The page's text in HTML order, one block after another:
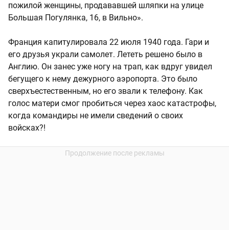
пожилой женщины, продававшей шляпки на улице
Большая Погулянка, 16, в Вильно».
Франция капитулировала 22 июля 1940 года. Гари и
его друзья украли самолет. Лететь решено было в
Англию. Он занес уже ногу на трап, как вдруг увидел
бегущего к нему дежурного аэропорта. Это было
сверхъестественным, но его звали к телефону. Как
голос матери смог пробиться через хаос катастрофы,
когда командиры не имели сведений о своих
войсках?!